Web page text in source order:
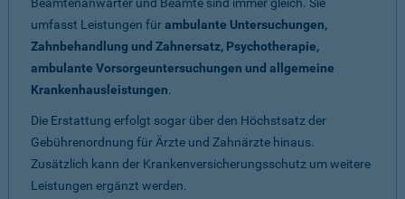
umfasst Leistungen fürambulante Untersuchungen,
Zahnbehandlung und Zahnersatz, Psychotherapie,
ambulante Vorsorgeuntersuchungen und allgemeine
Krankenhausleistungen.
Die Erstattung erfolgt sogar über den Höchstsatz der
Gebührenordnung für Ärzte und Zahnärzte hinaus.
Zusätzlich kann der Krankenversicherungsschutz um weitere
Leistungen ergänzt werden.